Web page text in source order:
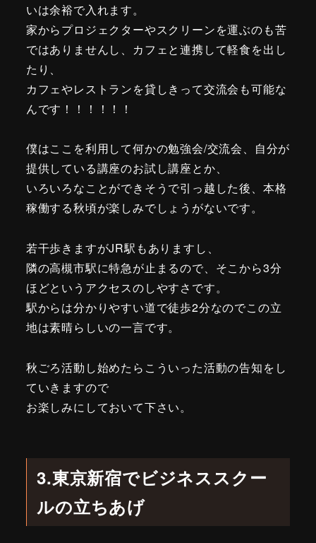
いは余裕で入れます。
家からプロジェクターやスクリーンを運ぶのも苦
ではありませんし、カフェと連携して軽食を出し
たり、
カフェやレストランを貸しきって交流会も可能な
んです！！！！！！
僕はここを利用して何かの勉強会/交流会、自分が
提供している講座のお試し講座とか、
いろいろなことができそうで引っ越した後、本格
稼働する秋頃が楽しみでしょうがないです。
若干歩きますがJR駅もありますし、
隣の高槻市駅に特急が止まるので、そこから3分
ほどというアクセスのしやすさです。
駅からは分かりやすい道で徒歩2分なのでこの立
地は素晴らしいの一言です。
秋ごろ活動し始めたらこういった活動の告知をし
ていきますので
お楽しみにしておいて下さい。
3.東京新宿でビジネススクー
ルの立ちあげ